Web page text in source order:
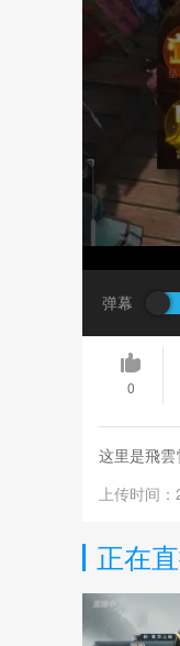
弹幕
0
这里是飛
上传时间
正在